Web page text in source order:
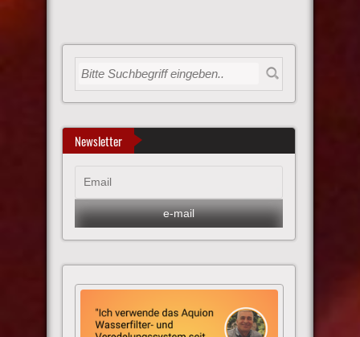
Newsletter